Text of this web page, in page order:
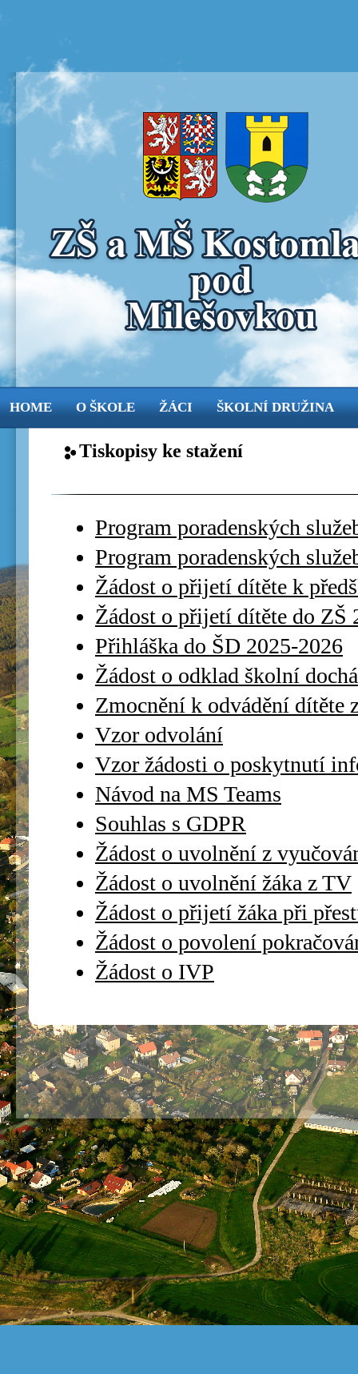
HOME O ŠKOLE ŽÁCI ŠKOLNÍ DRUŽINA
Tiskopisy ke stažení
Program poradenských
Program poradenských
Žádost o přijetí dítěte k
Žádost o přijetí dítěte do ZŠ
Přihláška do ŠD 2025-2026
Žádost o odklad školní
Zmocnění k odvádění dítěte
Vzor odvolání
Vzor žádosti o poskytnutí
Návod na MS Teams
Souhlas s GDPR
Žádost o uvolnění z
Žádost o uvolnění žáka z TV
Žádost o přijetí žáka při
Žádost o povolení
Žádost o IVP